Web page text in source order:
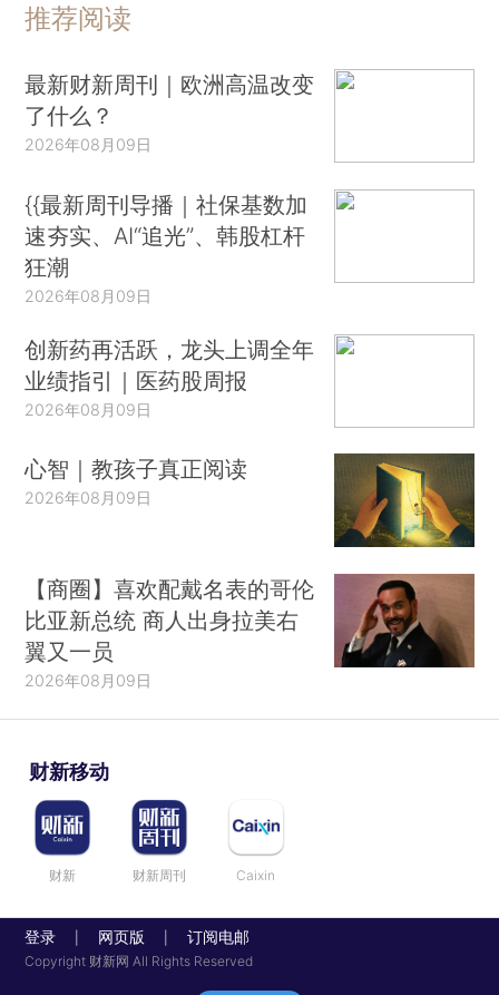
推荐阅读
最新财新周刊｜欧洲高温改变
了什么？
2026年08月09日
{{最新周刊导播｜社保基数加
速夯实、AI“追光”、韩股杠杆
狂潮
2026年08月09日
创新药再活跃，龙头上调全年
业绩指引｜医药股周报
2026年08月09日
心智｜教孩子真正阅读
2026年08月09日
【商圈】喜欢配戴名表的哥伦
比亚新总统 商人出身拉美右
翼又一员
2026年08月09日
财新移动
财新 财新周刊 Caixin
登录 网页版 订阅电邮
Copyright 财新网 All Rights Reserved